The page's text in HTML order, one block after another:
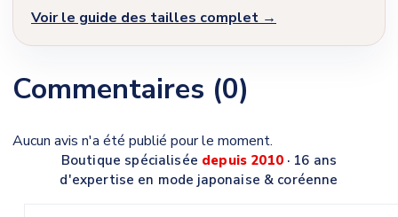
Voir le guide des tailles complet →
Commentaires (0)
Aucun avis n'a été publié pour le moment.
Boutique spécialisée depuis 2010· 16 ans
d'expertise en mode japonaise & coréenne